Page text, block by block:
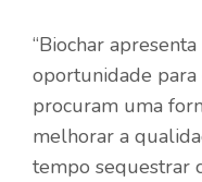
“Biochar
oportunidade
procuram uma
melhorar a
tempo sequestrar